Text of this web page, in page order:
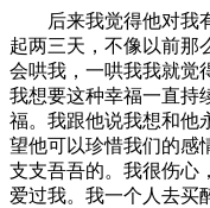
后来我觉得他对我有
起两三天，不像以前那
会哄我，一哄我我就觉
我想要这种幸福一直持
福。我跟他说我想和他
望他可以珍惜我们的感
支支吾吾的。我很伤心
爱过我。我一个人去买